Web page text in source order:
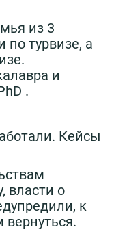
из 3
по турвизе, а
и
.
Кейсы
власти о
к